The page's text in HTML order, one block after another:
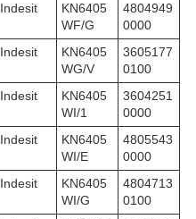
Indesit
KN6405
WF/G
4804949
0000
Indesit
KN6405
WG/V
3605177
0100
Indesit
KN6405
WI/1
3604251
0000
Indesit
KN6405
WI/E
4805543
0000
Indesit
KN6405
WI/G
4804713
0100